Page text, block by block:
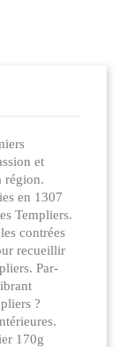
et
région.
en 1307
Templiers.
contrées
recueillir
Par-
?
170g